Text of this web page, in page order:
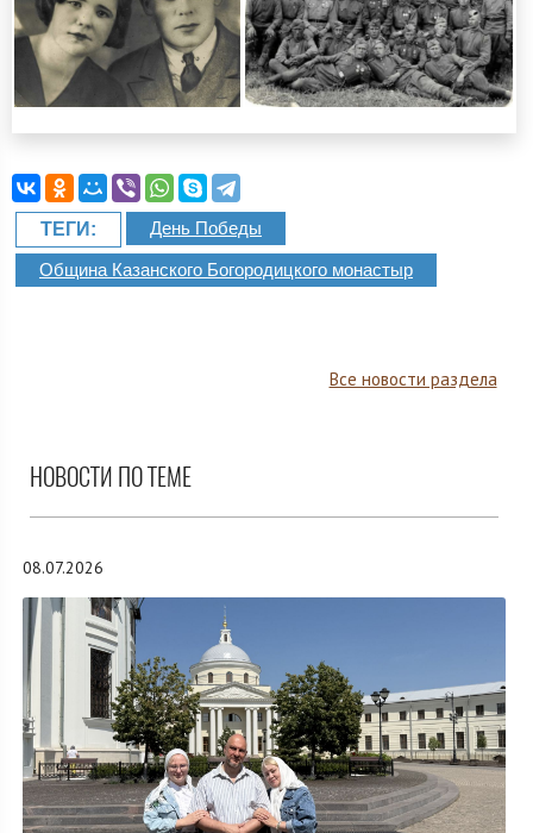
ТЕГИ: День Победы
Община Казанского Богородицкого монастыр
Все новости раздела
НОВОСТИ ПО ТЕМЕ
08.07.2026